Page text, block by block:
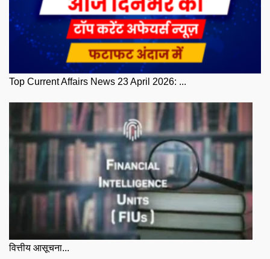
Top Current Affairs News 23 April 2026: ...
वित्तीय आसूचना...